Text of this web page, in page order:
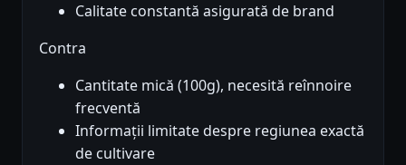
Calitate constantă asigurată de brand
Contra
Cantitate mică (100g), necesită reînnoire
frecventă
Informații limitate despre regiunea exactă
de cultivare